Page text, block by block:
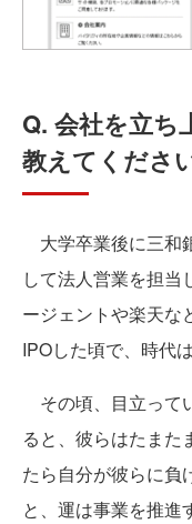
Q. 会社を立ち
教えてくださ
大学卒業後に三和
して法人営業を担当
ージェントや楽天な
IPOした頃で、時代
その頃、目立って
ると、彼らはたまた
たら自分が彼らに負
と、運は事業を推進